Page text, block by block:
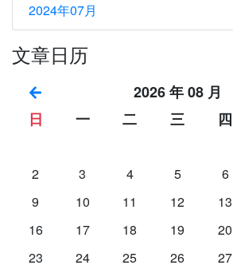
2024年07月
文章日历
2026 年 08 月
日
一 二 三 四
2
3 4 5 6
9
10 11 12 13
16
17 18 19 20
23
24 25 26 27